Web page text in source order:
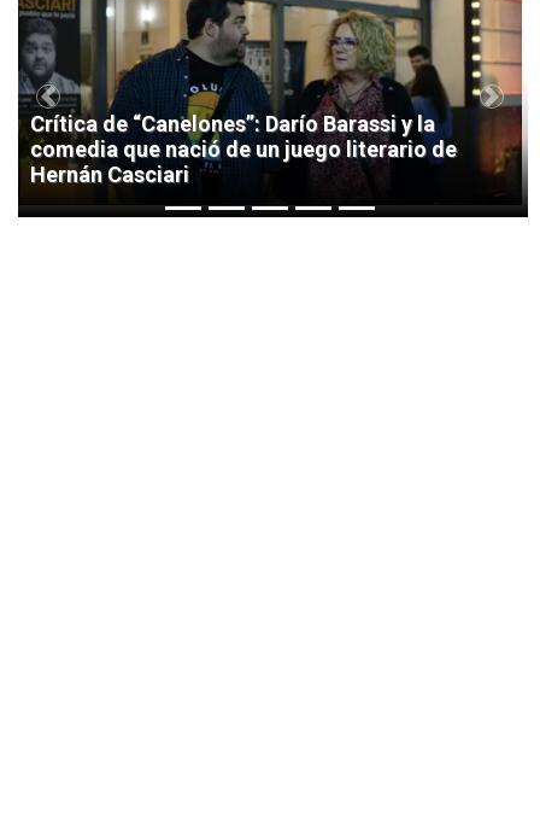
1
Crítica de “Canelones”: Darío Barassi y la
comedia que nació de un juego literario de
Hernán Casciari
Previous Next